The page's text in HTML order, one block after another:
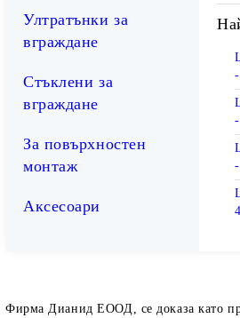
Ултратънки за
вграждане
Стъклени за
вграждане
За повърхностен
монтаж
Аксесоари
Фирма Дианид ЕООД, се доказа като